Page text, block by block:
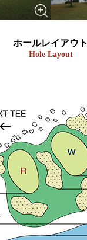
ホールレイアウト
Hole Layout